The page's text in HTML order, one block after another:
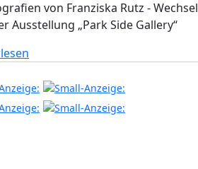
von Franziska Rutz - Wechsel
Ausstellung „Park Side Gallery“